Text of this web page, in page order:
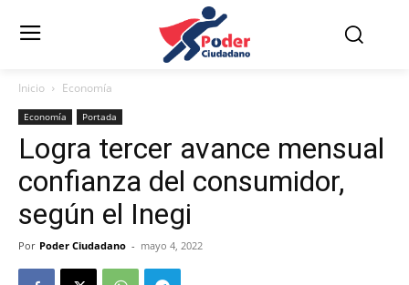
Inicio Economía
Economía Portada
Logra tercer avance mensual
confianza del consumidor,
según el Inegi
Por Poder Ciudadano - mayo 4, 2022